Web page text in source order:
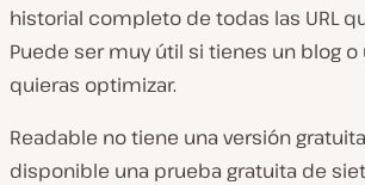
historial completo de todas las URL
Puede ser muy útil si tienes un blog
quieras optimizar.
Readable no tiene una versión
disponible una prueba gratuita de